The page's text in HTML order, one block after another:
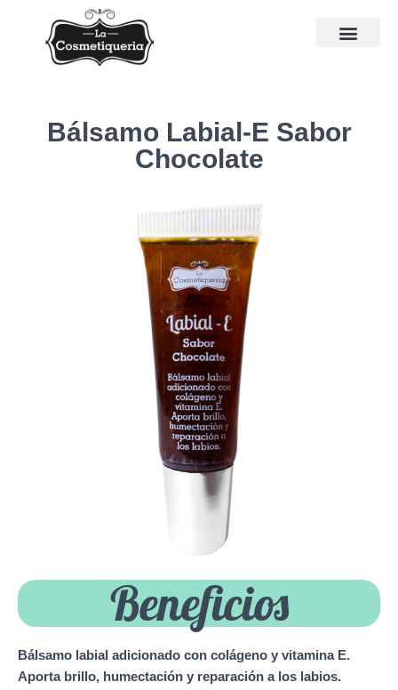
Bálsamo Labial-E Sabor
Chocolate
Beneficios
Bálsamo labial adicionado con colágeno y vitamina E.
Aporta brillo, humectación y reparación a los labios.